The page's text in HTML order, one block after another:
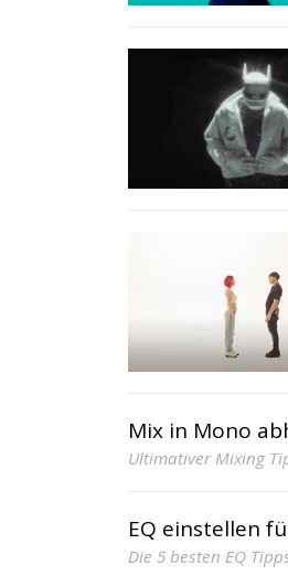
Mix in Mono
Ultimativer Mixing
EQ einstellen
Die 5 besten EQ